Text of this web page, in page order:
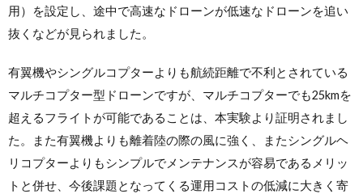
用）を設定し、途中で高速なドローンが低速なドローンを追い
抜くなどが見られました。
有翼機やシングルコプターよりも航続距離で不利とされている
マルチコプター型ドローンですが、マルチコプターでも25kmを
超えるフライトが可能であることは、本実験より証明されまし
た。また有翼機よりも離着陸の際の風に強く、またシングルヘ
リコプターよりもシンプルでメンテナンスが容易であるメリッ
トと併せ、今後課題となってくる運用コストの低減に大きく寄